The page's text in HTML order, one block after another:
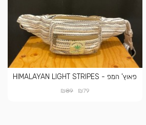
פאוץ' המפ - HIMALAYAN LIGHT STRIPES
₪79
₪89